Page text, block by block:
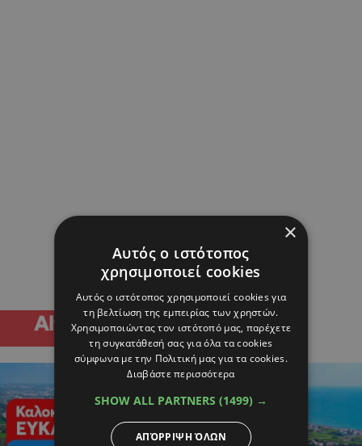
×
Αυτός ο ιστότοπος
χρησιμοποιεί cookies
Αυτός ο ιστότοπος χρησιμοποιεί cookies για
τη βελτίωση της εμπειρίας των χρηστών.
Χρησιμοποιώντας τον ιστότοπό μας, παρέχετε
τη συγκατάθεσή σας για όλα τα cookies
σύμφωνα με την Πολιτική μας για τα cookies.
Διαβάστε περισσότερα
SHOW ALL PARTNERS (1499) →
ΑΠΌΡΡΙΨΗ ΌΛΩΝ